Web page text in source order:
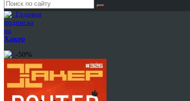
Годовая
подписка
на
Хакер
-50%